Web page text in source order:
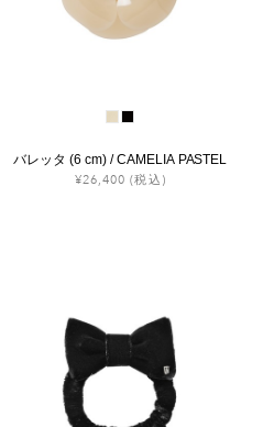
バレッタ (6 cm) / CAMELIA PASTEL
¥26,400 (税込)